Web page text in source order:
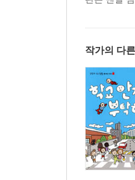
- 무인 비행기의
* 웬 날개가 저렇
* 무인기가 농사
[6부] 이런 비행
- 세상의 별별 비
* 대통령의 비행
* 가장 큰 비행기
* 적의 눈에 띄
작가의 다